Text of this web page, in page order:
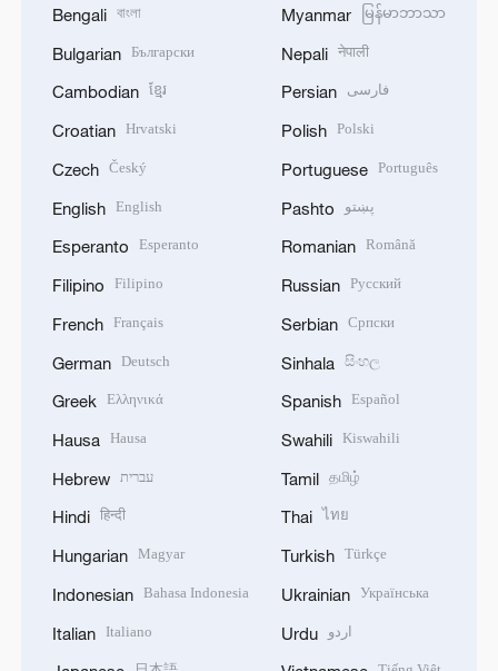
Bengali বাংলা
Bulgarian Български
Cambodian ខ្មែរ
Croatian Hrvatski
Czech Český
English English
Esperanto Esperanto
Filipino Filipino
French Français
German Deutsch
Greek Ελληνικά
Hausa Hausa
Hebrew עברית
Hindi हिन्दी
Hungarian Magyar
Indonesian Bahasa Indonesia
Italian Italiano
Myanmar မြန်မာဘာသာ
Nepali नेपाली
Persian فارسی
Polish Polski
Portuguese Português
Pashto پښتو
Romanian Română
Russian Русский
Serbian Српски
Sinhala සිංහල
Spanish Español
Swahili Kiswahili
Tamil தமிழ்
Thai ไทย
Turkish Türkçe
Ukrainian Українська
Urdu اردو